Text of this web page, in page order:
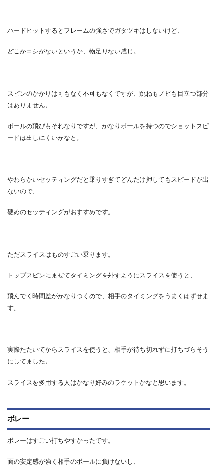
ハードヒットするとフレームの強さでガタツキはしないけど、
どこかコシがないというか、物足りない感じ。
スピンのかかりは可もなく不可もなくですが、跳ねもノビも目立つ部分
はありません。
ボールの飛びもそれなりですが、かなりボールを持つのでショットスピ
ードは出しにくいかなと。
やわらかいセッティングだと乗りすぎてどんだけ押してもスピードが出
ないので、
硬めのセッティングがおすすめです。
ただスライスはものすごい乗ります。
トップスピンにまぜてタイミングを外すようにスライスを使うと、
飛んでく時間差がかなりつくので、相手のタイミングをうまくはずせま
す。
実際たたいてからスライスを使うと、相手が待ち切れずに打ちづらそう
にしてました。
スライスを多用する人はかなり好みのラケットかなと思います。
ボレー
ボレーはすごい打ちやすかったです。
面の安定感が強く相手のボールに負けないし、